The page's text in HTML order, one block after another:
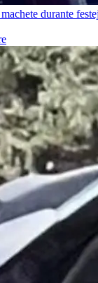
durante